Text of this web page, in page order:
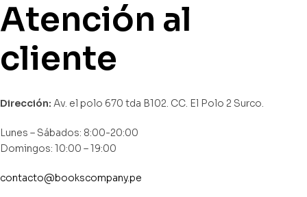
Atención al
cliente
Dirección: Av. el polo 670 tda B102. CC. El Polo 2 Surco.
Lunes – Sábados: 8:00-20:00
Domingos: 10:00 – 19:00
contacto@bookscompany.pe